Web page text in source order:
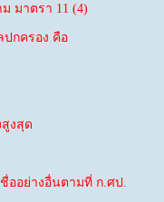
มาตรา 11 (4)
กครอง คือ
งสุด
ย่างอื่นตามที่ ก.ศป.